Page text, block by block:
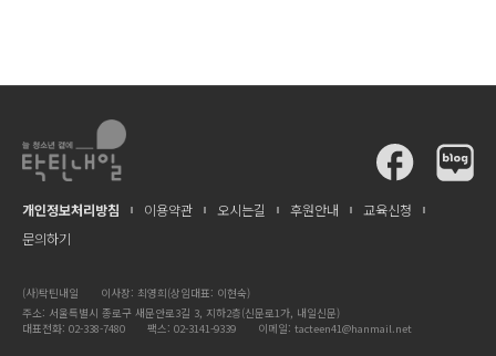
개인정보처리방침 이용약관 오시는길 후원안내
교육신청
문의하기
(사)탁틴내일
이사장: 최영희(상임대표: 이현숙)
주소: 서울특별시 종로구 새문안로3길 3, 지하2층(신문로1가, 내일신문)
대표전화: 02-338-7480
팩스: 02-3141-9339 이메일: tacteen41@hanmail.net